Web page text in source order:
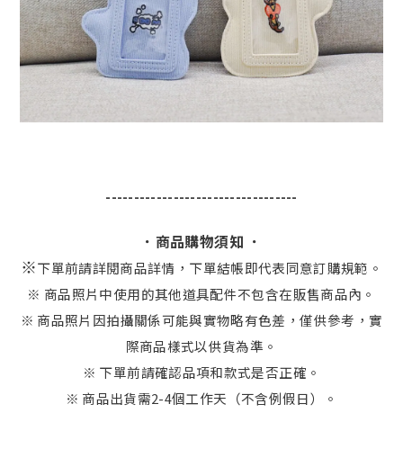
----------------------------------
．商品購物須知 ．
※下單前請詳閱商品詳情，下單結帳即代表同意訂購規範。
※ 商品照片中使用的其他道具配件不包含在販售商品內。
※ 商品照片因拍攝關係可能與實物略有色差，僅供參考，實
際商品樣式以供貨為準。
※ 下單前請確認品項和款式是否正確。
※ 商品出貨需2-4個工作天（不含例假日）。